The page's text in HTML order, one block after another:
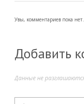
Увы, комментариев пока
Добавить
Данные не